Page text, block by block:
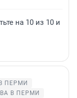
на 10 из 10 и
ПЕРМИ
В ПЕРМИ